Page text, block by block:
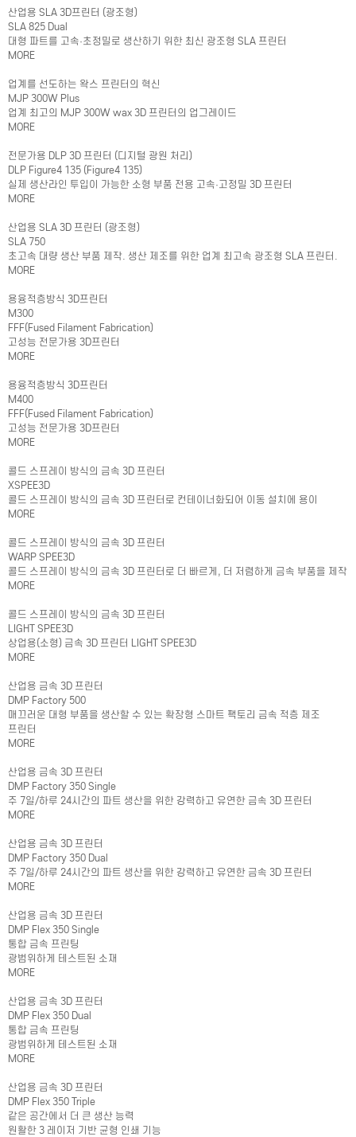
산업용 SLA 3D프린터 (광조형)
SLA 825 Dual
대형 파트를 고속·초정밀로 생산하기 위한 최신 광조형 SLA 프린터
MORE
업계를 선도하는 왁스 프린터의 혁신
MJP 300W Plus
업계 최고의 MJP 300W wax 3D 프린터의 업그레이드
MORE
전문가용 DLP 3D 프린터 (디지털 광원 처리)
DLP Figure4 135 (Figure4 135)
실제 생산라인 투입이 가능한 소형 부품 전용 고속·고정밀 3D 프린터
MORE
산업용 SLA 3D 프린터 (광조형)
SLA 750
초고속 대량 생산 부품 제작. 생산 제조를 위한 업계 최고속 광조형 SLA 프린터.
MORE
용융적층방식 3D프린터
M300
FFF(Fused Filament Fabrication)
고성능 전문가용 3D프린터
MORE
용융적층방식 3D프린터
M400
FFF(Fused Filament Fabrication)
고성능 전문가용 3D프린터
MORE
콜드 스프레이 방식의 금속 3D 프린터
XSPEE3D
콜드 스프레이 방식의 금속 3D 프린터로 컨테이너화되어 이동 설치에 용이
MORE
콜드 스프레이 방식의 금속 3D 프린터
WARP SPEE3D
콜드 스프레이 방식의 금속 3D 프린터로 더 빠르게, 더 저렴하게 금속 부품을 제작
MORE
콜드 스프레이 방식의 금속 3D 프린터
LIGHT SPEE3D
상업용(소형) 금속 3D 프린터 LIGHT SPEE3D
MORE
산업용 금속 3D 프린터
DMP Factory 500
매끄러운 대형 부품을 생산할 수 있는 확장형 스마트 팩토리 금속 적층 제조
프린터
MORE
산업용 금속 3D 프린터
DMP Factory 350 Single
주 7일/하루 24시간의 파트 생산을 위한 강력하고 유연한 금속 3D 프린터
MORE
산업용 금속 3D 프린터
DMP Factory 350 Dual
주 7일/하루 24시간의 파트 생산을 위한 강력하고 유연한 금속 3D 프린터
MORE
산업용 금속 3D 프린터
DMP Flex 350 Single
통합 금속 프린팅
광범위하게 테스트된 소재
MORE
산업용 금속 3D 프린터
DMP Flex 350 Dual
통합 금속 프린팅
광범위하게 테스트된 소재
MORE
산업용 금속 3D 프린터
DMP Flex 350 Triple
같은 공간에서 더 큰 생산 능력
원활한 3 레이저 기반 균형 인쇄 기능